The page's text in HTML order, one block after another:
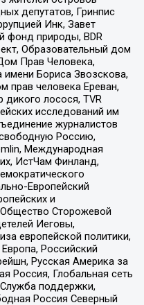
депутатов, Гринпис
Инк, Завет
фонд природы, BDR
Образовательный дом
Прав Человека,
Бориса Звозскова,
прав человека Ереван,
лосося, TVR
исследований им
журналистов
Россию,
Международная
ИстЧам Финланд,
Европейский
и
Сторожевой
Иеговы,
европейской политики,
Российский
Русская Америка за
Россия, Глобальная сеть
поддержки,
Россия Северный